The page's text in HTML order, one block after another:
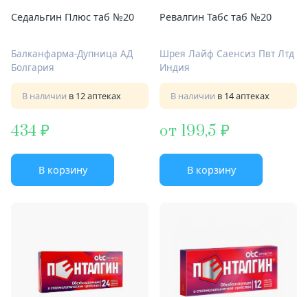
Седальгин Плюс таб №20
Балканфарма-Дупница АД
Болгария
В наличии в 12 аптеках
434
В корзину
Ревалгин Табс таб №20
Шрея Лайф Саенсиз Пвт Лтд
Индия
В наличии в 14 аптеках
от 199,5
В корзину